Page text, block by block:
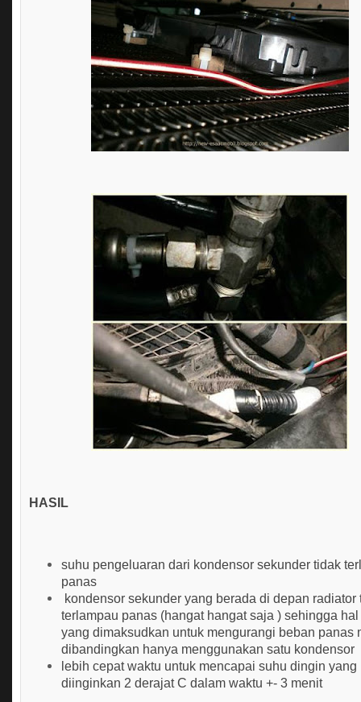
HASIL
suhu pengeluaran dari kondensor sekunder tidak
panas
kondensor sekunder yang berada di depan radiator
terlampau panas (hangat hangat saja ) sehingga
yang dimaksudkan untuk mengurangi beban panas
dibandingkan hanya menggunakan satu kondensor
lebih cepat waktu untuk mencapai suhu dingin yang
diinginkan 2 derajat C dalam waktu +- 3 menit